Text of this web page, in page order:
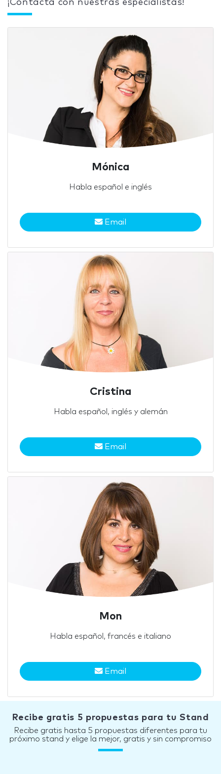
¡Contacta con nuestras especialistas!
Mónica
Habla español e inglés
Email
Cristina
Habla español, inglés y alemán
Email
Mon
Habla español, francés e italiano
Email
Recibe gratis 5 propuestas para tu Stand
Recibe gratis hasta 5 propuestas diferentes para tu
próximo stand y elige la mejor, gratis y sin compromiso